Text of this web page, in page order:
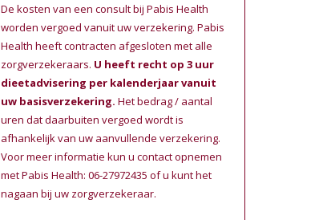
De kosten van een consult bij Pabis Health
worden vergoed vanuit uw verzekering. Pabis
Health heeft contracten afgesloten met alle
zorgverzekeraars. U heeft recht op 3 uur
dieetadvisering per kalenderjaar vanuit
uw basisverzekering. Het bedrag / aantal
uren dat daarbuiten vergoed wordt is
afhankelijk van uw aanvullende verzekering.
Voor meer informatie kun u contact opnemen
met Pabis Health: 06-27972435 of u kunt het
nagaan bij uw zorgverzekeraar.